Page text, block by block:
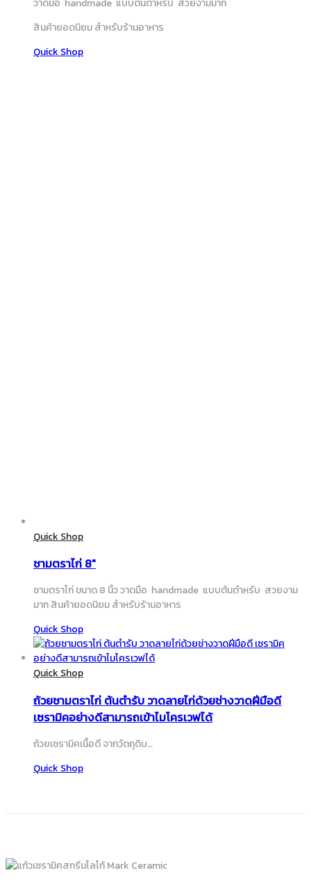
สินค้ายอดนิยม สำหรับร้านอาหาร
Quick Shop
Quick Shop
ชามตราไก่ 8″
ชามตราไก่ ขนาด 8 นิ้ว วาดมือ handmade แบบต้นตำหรับ สวยงาม
มาก สินค้ายอดนิยม สำหรับร้านอาหาร
Quick Shop
Quick Shop
ถ้วยชามตราไก่ ต้นตำรับ วาดลายไก่ด้วยช่างวาดฝีมือดี
เซรามิคอย่างดีสามารถเข้าไมโครเวฟได้
ถ้วยเซรามิคเนื้อดี จากวัตถุดิบ…
Quick Shop